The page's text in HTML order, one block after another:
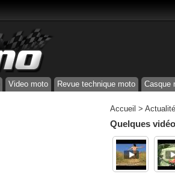
Video moto Revue technique moto Casque
Accueil >
Quelques